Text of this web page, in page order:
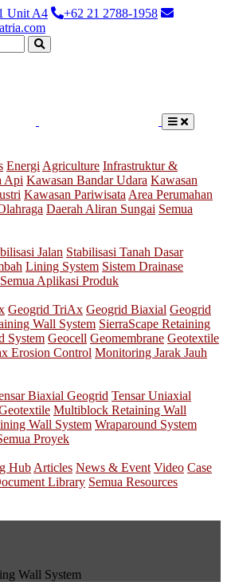
Unit A4
+62 21 2788-1958
Energi Agriculture Infrastruktur &
Api Kawasan Bandar Udara Kawasan
Kawasan Pariwisata Area Perumahan
Daerah Aliran Sungai Semua
Jalan Stabilisasi Tanah Dasar
Lining System Sistem Drainase
Semua Aplikasi Produk
Geogrid TriAx Geogrid Biaxial Geogrid
Wall System SierraScape Retaining
System Geocell Geomembrane Geotextile
Erosion Control Monitoring Jarak Jauh
Biaxial Geogrid Tensar Uniaxial
Multiblock Retaining Wall
Wall System Wraparound System
Proyek
Hub Articles News & Event Video Case
Library Semua Resources
Wall System